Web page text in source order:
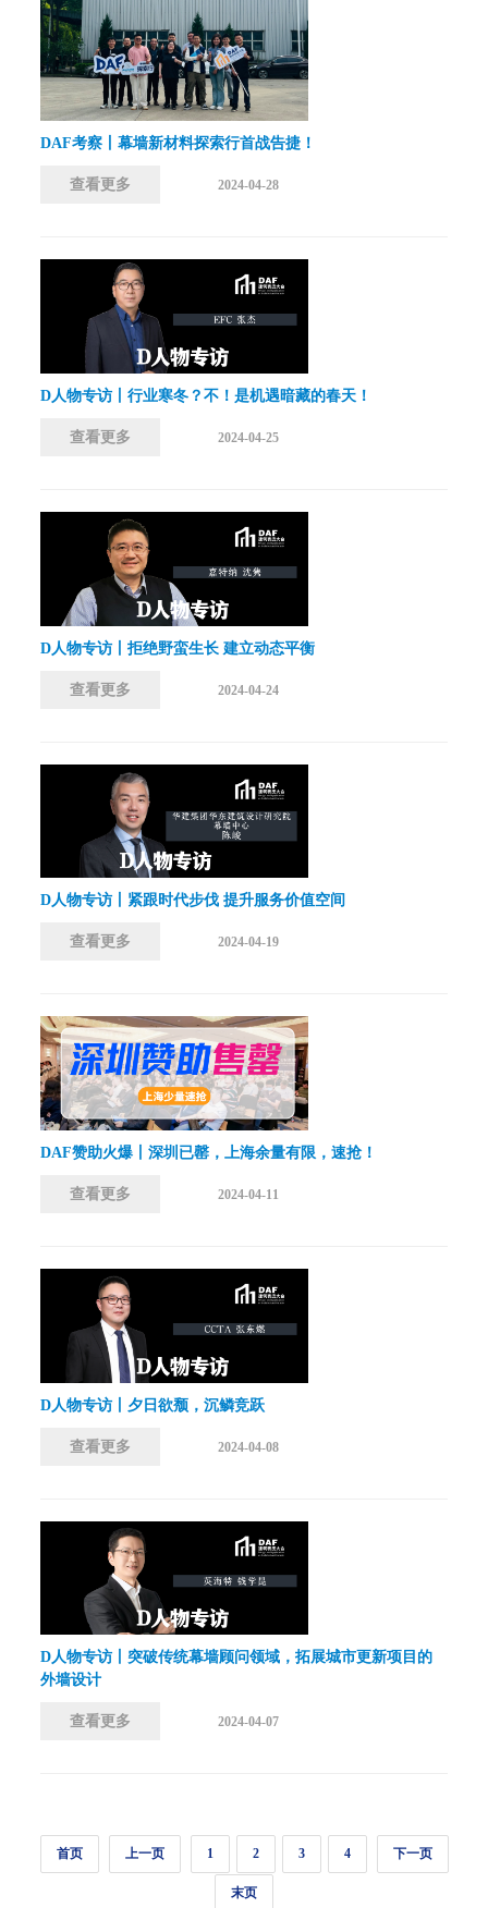
DAF考察丨幕墙新材料探索行首战告捷！
查看更多 2024-04-28
D人物专访丨行业寒冬？不！是机遇暗藏的春天！
查看更多 2024-04-25
D人物专访丨拒绝野蛮生长 建立动态平衡
查看更多 2024-04-24
D人物专访丨紧跟时代步伐 提升服务价值空间
查看更多 2024-04-19
DAF赞助火爆丨深圳已罄，上海余量有限，速抢！
查看更多 2024-04-11
D人物专访丨夕日欲颓，沉鳞竞跃
查看更多 2024-04-08
D人物专访丨突破传统幕墙顾问领域，拓展城市更新项目的
外墙设计
查看更多 2024-04-07
首页 上一页 1 2 3 4 下一页
末页